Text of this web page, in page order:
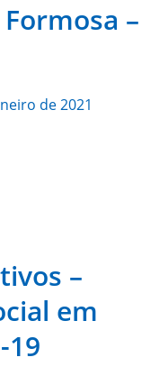
–
de 2021
–
em
19